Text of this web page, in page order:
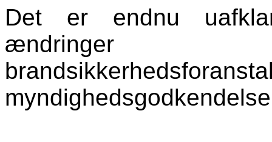
Det er endnu
ændringer